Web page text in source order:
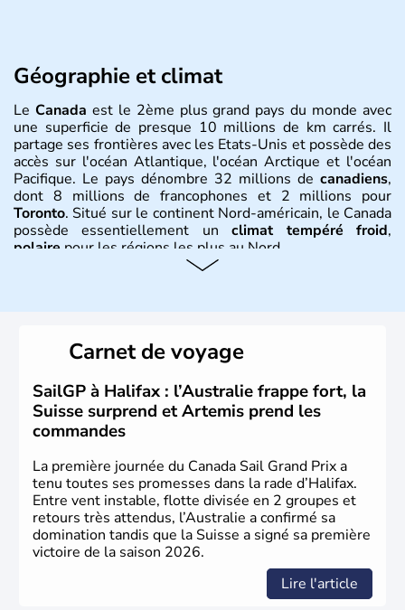
Géographie et climat
Le Canada est le 2ème plus grand pays du monde avec
une superficie de presque 10 millions de km carrés. Il
partage ses frontières avec les Etats-Unis et possède des
accès sur l'océan Atlantique, l'océan Arctique et l'océan
Pacifique. Le pays dénombre 32 millions de canadiens,
dont 8 millions de francophones et 2 millions pour
Toronto. Situé sur le continent Nord-américain, le Canada
possède essentiellement unclimat tempéré froid,
polaire pour les régions les plus au Nord.
territoire de la ville de Québec, le Canada passe ensuite
sous le contrôle des Britanniques. L'indépendance du
pays a été obtenue au cours d'un long processus qui s'est
étalé de 1867 à 1982. Le peuple autochtone des Inuits,
aujourd'hui appelé Eskimos, n'est découvert qu'au début
du XXème siècle lors d'une expédition dans le Grand
Nord.
Carnet de voyage
SailGP à Halifax : l’Australie frappe fort, la
Suisse surprend et Artemis prend les
commandes
La première journée du Canada Sail Grand Prix a
tenu toutes ses promesses dans la rade d’Halifax.
Entre vent instable, flotte divisée en 2 groupes et
retours très attendus, l’Australie a confirmé sa
domination tandis que la Suisse a signé sa première
victoire de la saison 2026.
Lire l'article